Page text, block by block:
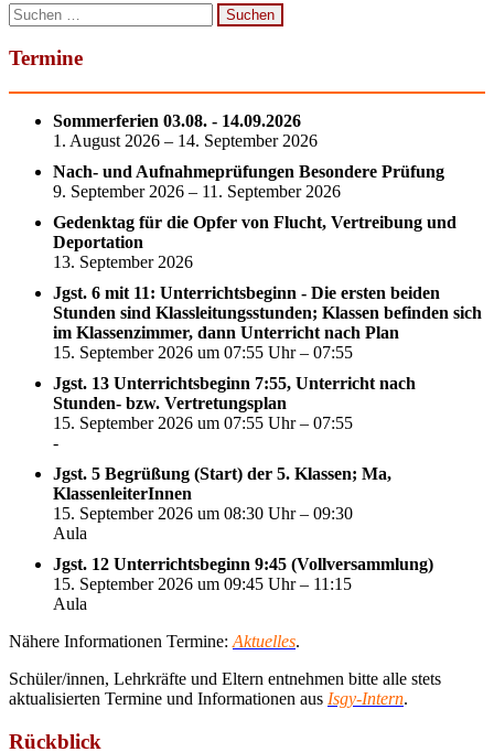
Suchen
nach:
Termine
Sommerferien 03.08. - 14.09.2026
1. August 2026 – 14. September 2026
Nach- und Aufnahmeprüfungen Besondere Prüfung
9. September 2026 – 11. September 2026
Gedenktag für die Opfer von Flucht, Vertreibung und
Deportation
13. September 2026
Jgst. 6 mit 11: Unterrichtsbeginn - Die ersten beiden
Stunden sind Klassleitungsstunden; Klassen befinden sich
im Klassenzimmer, dann Unterricht nach Plan
15. September 2026 um 07:55 Uhr – 07:55
Jgst. 13 Unterrichtsbeginn 7:55, Unterricht nach
Stunden- bzw. Vertretungsplan
15. September 2026 um 07:55 Uhr – 07:55
-
Jgst. 5 Begrüßung (Start) der 5. Klassen; Ma,
KlassenleiterInnen
15. September 2026 um 08:30 Uhr – 09:30
Aula
Jgst. 12 Unterrichtsbeginn 9:45 (Vollversammlung)
15. September 2026 um 09:45 Uhr – 11:15
Aula
Nähere Informationen Termine: Aktuelles.
Schüler/innen, Lehrkräfte und Eltern entnehmen bitte alle stets
aktualisierten Termine und Informationen aus Isgy-Intern.
Rückblick